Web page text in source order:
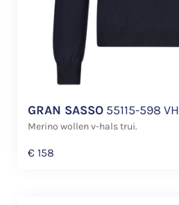
GRAN SASSO 55115-598 VH
Merino wollen v-hals trui.
€ 158